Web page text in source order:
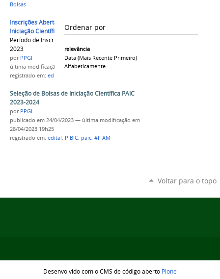
Ordenar por
relevância
Data (mais Recente Primeiro)
Alfabeticamente
Bolsas
Inscrições Abertas para Seleção de Bolsas de
Iniciação Científica PAIC 2023-2024
Período de Inscrições de17 abril a 04 de maio de
2023
por PPGI
última modificação
em 28/04/2023 19h23
registrado em: edital
Seleção de Bolsas de Iniciação Científica PAIC
2023-2024
por PPGI
publicado em 24/04/2023 — última modificação em
28/04/2023 19h25
registrado em: edital, PIBIC, paic, #IFAM
Voltar para o topo
Desenvolvido com o CMS de código aberto Plone